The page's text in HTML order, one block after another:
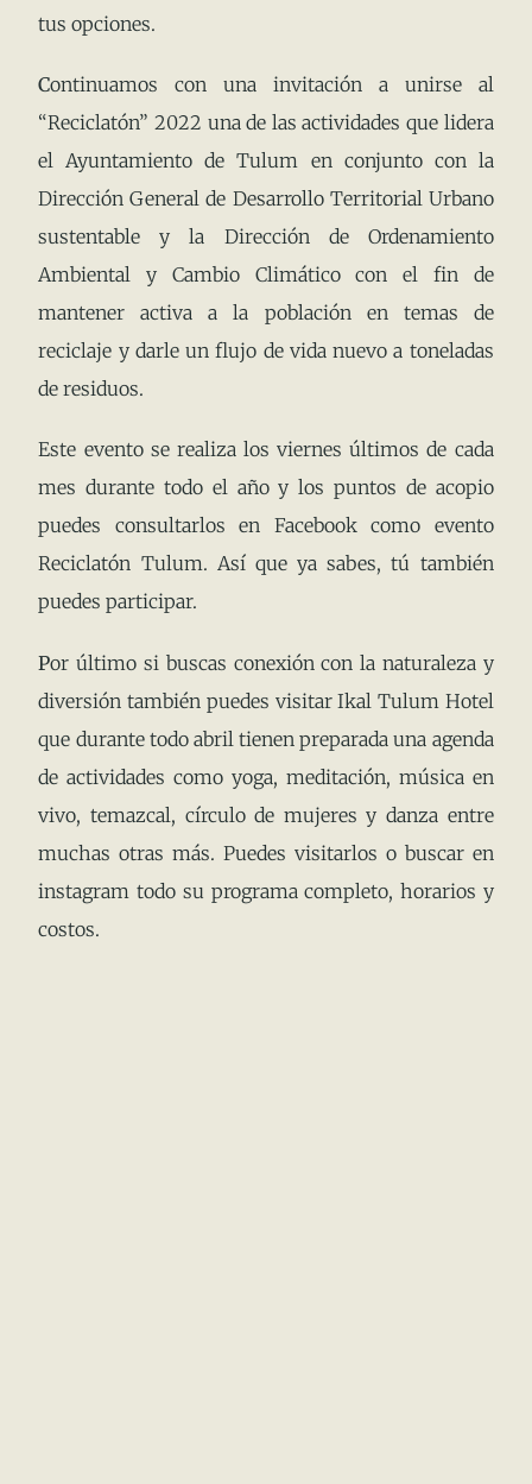
tus opciones.
Continuamos con una invitación a unirse al
“Reciclatón” 2022 una de las actividades que lidera
el Ayuntamiento de Tulum en conjunto con la
Dirección General de Desarrollo Territorial Urbano
sustentable y la Dirección de Ordenamiento
Ambiental y Cambio Climático con el fin de
mantener activa a la población en temas de
reciclaje y darle un flujo de vida nuevo a toneladas
de residuos.
Este evento se realiza los viernes últimos de cada
mes durante todo el año y los puntos de acopio
puedes consultarlos en Facebook como evento
Reciclatón Tulum. Así que ya sabes, tú también
puedes participar.
Por último si buscas conexión con la naturaleza y
diversión también puedes visitar Ikal Tulum Hotel
que durante todo abril tienen preparada una agenda
de actividades como yoga, meditación, música en
vivo, temazcal, círculo de mujeres y danza entre
muchas otras más. Puedes visitarlos o buscar en
instagram todo su programa completo, horarios y
costos.